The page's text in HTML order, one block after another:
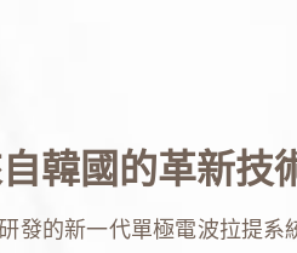
韓國的革新技
發的新一代單極電波拉提